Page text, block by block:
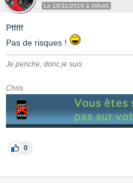
Le 19/11/2019 à 09h40
Pfffff
Pas de risques !
Je penche, donc je suis
Chris
0